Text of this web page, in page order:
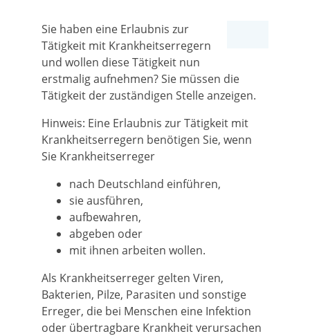
Sie haben eine Erlaubnis zur
Tätigkeit mit Krankheitserregern
und wollen diese Tätigkeit nun
erstmalig aufnehmen? Sie müssen die
Tätigkeit der zuständigen Stelle anzeigen.
Hinweis: Eine Erlaubnis zur Tätigkeit mit
Krankheitserregern benötigen Sie, wenn
Sie Krankheitserreger
nach Deutschland einführen,
sie ausführen,
aufbewahren,
abgeben oder
mit ihnen arbeiten wollen.
Als Krankheitserreger gelten Viren,
Bakterien, Pilze, Parasiten und sonstige
Erreger, die bei Menschen eine Infektion
oder übertragbare Krankheit verursachen